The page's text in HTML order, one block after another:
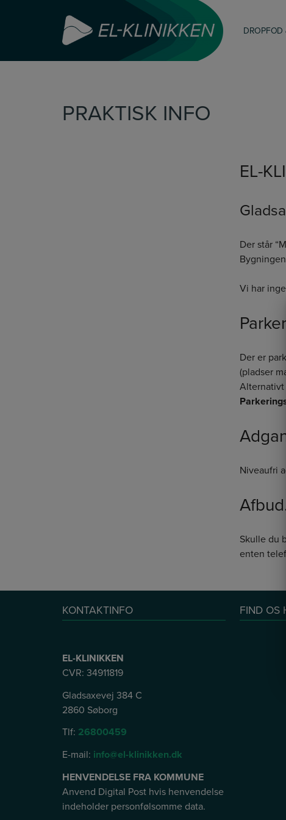
DROPFOD
PRAKTISK INFO
EL-
Der står
Vi har
Der er
(pladser
Alternativt
Niveaufri
Skulle du
enten
KONTAKTINFO
EL-KLINIKKEN
CVR: 34911819
­Gladsaxevej 384 C
2860 Søborg
Tlf: 26800459
E-mail: info@el-klinikken.dk
HENVENDELSE FRA KOMMUNE
Anvend Digital Post hvis henvendelse
indeholder personfølsomme data.
FIND OS